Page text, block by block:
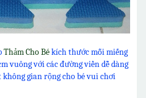
Thảm Cho Békích thước mỗi miếng
vuông với các đường viền dễ dàng
gian rộng cho bé vui chơi